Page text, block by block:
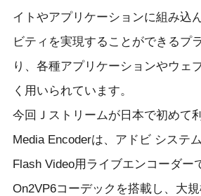
イトやアプリケーションに組み込
ビティを実現することができるプ
り、各種アプリケーションやウェ
く用いられています。
今回Ｊストリームが日本で初めて
Media Encoderは、アドビ システ
Flash Video用ライブエンコーダー
On2VP6コーデックを搭載し、大